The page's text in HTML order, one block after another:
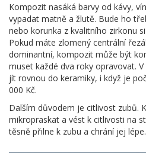
Kompozit nasáká barvy od kávy,
vypadat matně a žlutě. Bude ho
nebo korunka z kvalitního zirkonu
Pokud máte zlomený centrální
dominantní, kompozit může být
muset každé dva roky opravovat.
jít rovnou do keramiky, i když je
000 Kč.
Dalším důvodem je citlivost zubů.
mikropraskat a vést k citlivosti na
těsně přilne k zubu a chrání jej lépe.